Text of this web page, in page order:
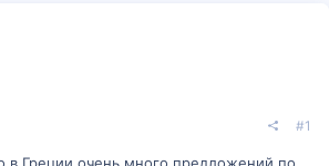
#1
в Греции очень много предложений по